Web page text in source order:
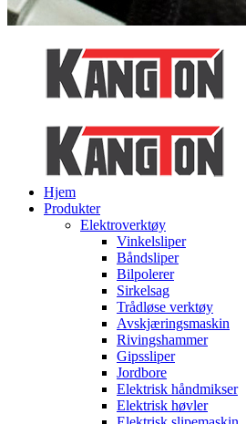
Hjem
Produkter
Elektroverktøy
Vinkelsliper
Båndsliper
Bilpolerer
Sirkelsag
Trådløse verktøy
Avskjæringsmaskin
Rivingshammer
Gipssliper
Jordbore
Elektrisk håndmikser
Elektrisk høvler